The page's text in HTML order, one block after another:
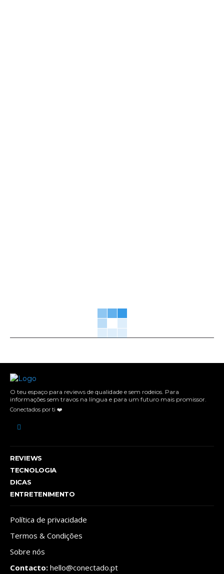
O teu espaço para reviews de qualidade e sem rodeios. Para
informações sem travos na língua e para um futuro mais promissor.
Conectados por ti ❤️
REVIEWS
TECNOLOGIA
DICAS
ENTRETENIMENTO
Política de privacidade
Termos & Condições
Sobre nós
Contacto: hello@conectado.pt